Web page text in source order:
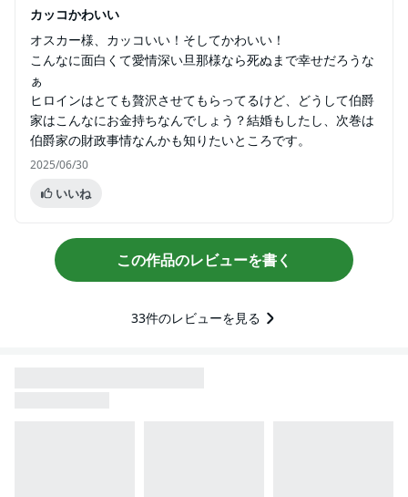
カッコかわいい
オスカー様、カッコいい！そしてかわいい！
こんなに面白くて愛情深い旦那様なら死ぬまで幸せだろうな
ぁ
ヒロインはとても贅沢させてもらってるけど、どうして伯爵
家はこんなにお金持ちなんでしょう？結婚もしたし、次巻は
伯爵家の財政事情なんかも知りたいところです。
2025/06/30
いいね
この作品のレビューを書く
33件のレビューを見る